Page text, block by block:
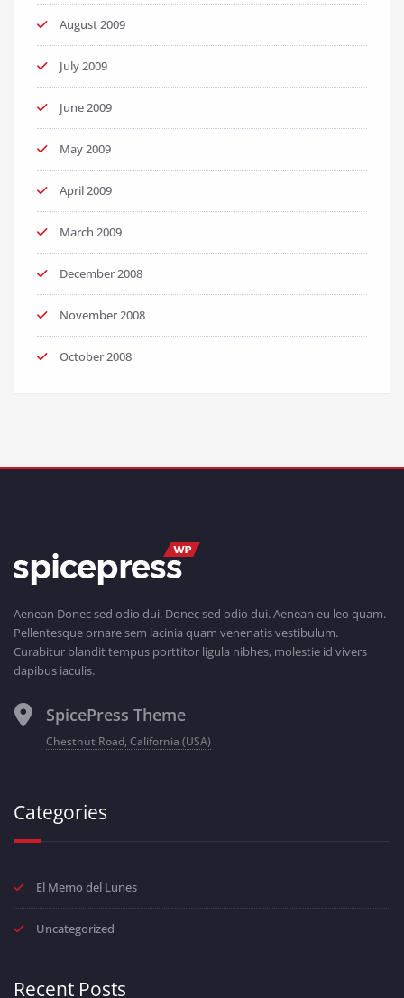
August 2009
July 2009
June 2009
May 2009
April 2009
March 2009
December 2008
November 2008
October 2008
Aenean Donec sed odio dui. Donec sed odio dui. Aenean eu leo quam.
Pellentesque ornare sem lacinia quam venenatis vestibulum.
Curabitur blandit tempus porttitor ligula nibhes, molestie id vivers
dapibus iaculis.
SpicePress Theme
Chestnut Road, California (USA)
Categories
El Memo del Lunes
Uncategorized
Recent Posts